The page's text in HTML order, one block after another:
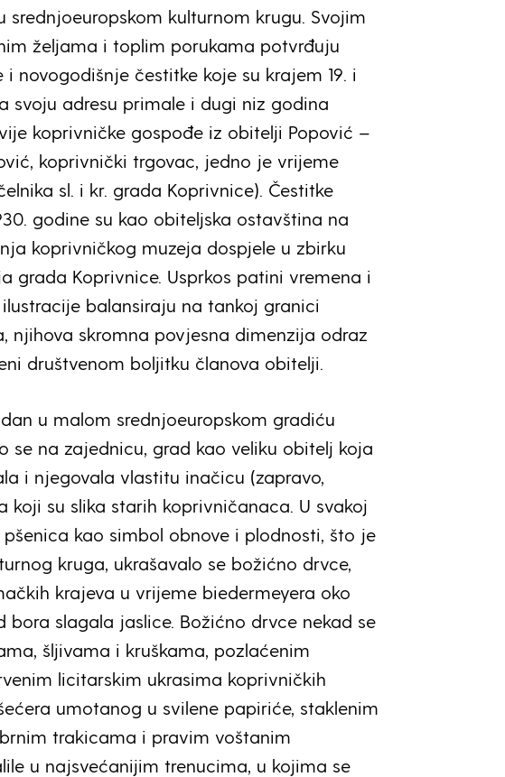
kulturnom krugu. Svojim
željama i toplim porukama potvrđuju
i novogodišnje čestitke koje su krajem 19. i
svoju adresu primale i dugi niz godina
koprivničke gospođe iz obitelji Popović –
koprivnički trgovac, jedno je vrijeme
sl. i kr. grada Koprivnice). Čestitke
godine su kao obiteljska ostavština na
koprivničkog muzeja dospjele u zbirku
grada Koprivnice. Usprkos patini vremena i
balansiraju na tankoj granici
njihova skromna povjesna dimenzija odraz
društvenom boljitku članova obitelji.
u malom srednjoeuropskom gradiću
se na zajednicu, grad kao veliku obitelj koja
i njegovala vlastitu inačicu (zapravo,
koji su slika starih koprivničanaca. U svakoj
kao simbol obnove i plodnosti, što je
kruga, ukrašavalo se božićno drvce,
krajeva u vrijeme biedermeyera oko
bora slagala jaslice. Božićno drvce nekad se
šljivama i kruškama, pozlaćenim
licitarskim ukrasima koprivničkih
umotanog u svilene papiriće, staklenim
trakicama i pravim voštanim
u najsvećanijim trenucima, u kojima se